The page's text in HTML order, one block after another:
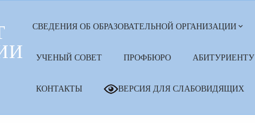
СВЕДЕНИЯ ОБ ОБРАЗОВАТЕЛЬНОЙ ОРГАНИЗАЦИИ
УЧЕНЫЙ СОВЕТ ПРОФБЮРО АБИТУРИЕНТУ
КОНТАКТЫ ВЕРСИЯ ДЛЯ СЛАБОВИДЯЩИХ